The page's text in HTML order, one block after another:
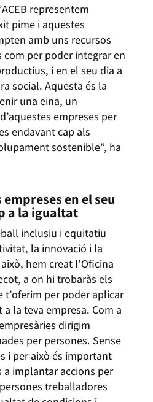
representem
pime i aquestes
amb uns recursos
per poder integrar en
i en el seu dia a
social. Aquesta és la
una eina, un
empreses per
endavant cap als
sostenible”, ha
en el seu
a la igualtat
inclusiu i equitatiu
la innovació i la
hem creat l’Oficina
a on hi trobaràs els
t’oferim per poder aplicar
la teva empresa. Com a
dirigim
per persones. Sense
i per això és important
a implantar accions per
treballadores